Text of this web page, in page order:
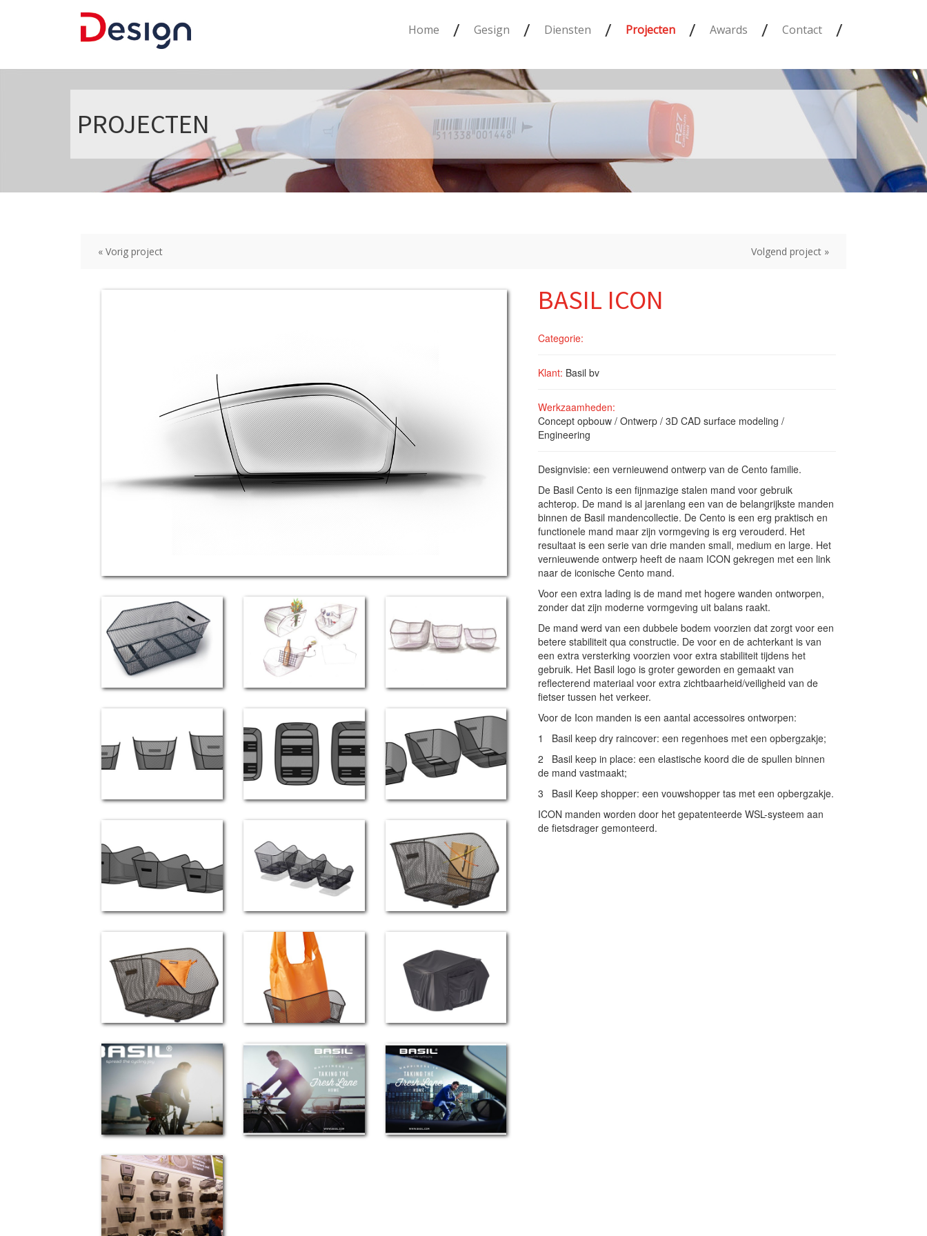
Home / Gesign / Diensten / Projecten / Awards / Contact /
PROJECTEN
« Vorig project Volgend project »
BASIL ICON
Categorie:
Klant: Basil bv
Werkzaamheden:
Concept opbouw / Ontwerp / 3D CAD surface modeling /
Engineering
Designvisie: een vernieuwend ontwerp van de Cento familie.
De Basil Cento is een fijnmazige stalen mand voor gebruik
achterop. De mand is al jarenlang een van de belangrijkste manden
binnen de Basil mandencollectie. De Cento is een erg praktisch en
functionele mand maar zijn vormgeving is erg verouderd. Het
resultaat is een serie van drie manden small, medium en large. Het
vernieuwende ontwerp heeft de naam ICON gekregen met een link
naar de iconische Cento mand.
Voor een extra lading is de mand met hogere wanden ontworpen,
zonder dat zijn moderne vormgeving uit balans raakt.
De mand werd van een dubbele bodem voorzien dat zorgt voor een
betere stabiliteit qua constructie. De voor en de achterkant is van
een extra versterking voorzien voor extra stabiliteit tijdens het
gebruik. Het Basil logo is groter geworden en gemaakt van
reflecterend materiaal voor extra zichtbaarheid/veiligheid van de
fietser tussen het verkeer.
Voor de Icon manden is een aantal accessoires ontworpen:
1 Basil keep dry raincover: een regenhoes met een opbergzakje;
2 Basil keep in place: een elastische koord die de spullen binnen
de mand vastmaakt;
3 Basil Keep shopper: een vouwshopper tas met een opbergzakje.
ICON manden worden door het gepatenteerde WSL-systeem aan
de fietsdrager gemonteerd.